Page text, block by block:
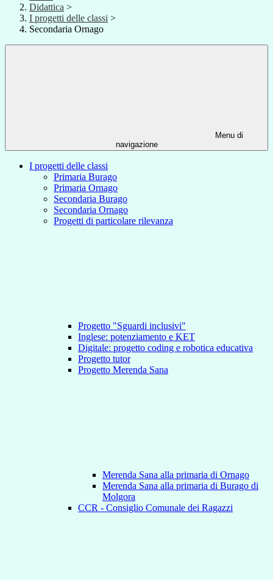
Didattica >
I progetti delle classi >
Secondaria Ornago
Menu di
navigazione
I progetti delle classi
Primaria Burago
Primaria Ornago
Secondaria Burago
Secondaria Ornago
Progetti di particolare rilevanza
Progetto "Sguardi inclusivi"
Inglese: potenziamento e KET
Digitale: progetto coding e robotica educativa
Progetto tutor
Progetto Merenda Sana
Merenda Sana alla primaria di Ornago
Merenda Sana alla primaria di Burago di
Molgora
CCR - Consiglio Comunale dei Ragazzi